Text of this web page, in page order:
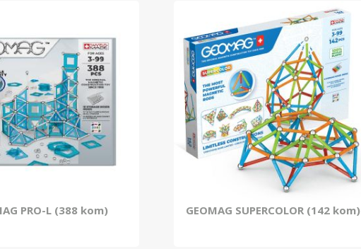
PRO-L (388 kom) GEOMAG SUPERCOLOR (142 kom)